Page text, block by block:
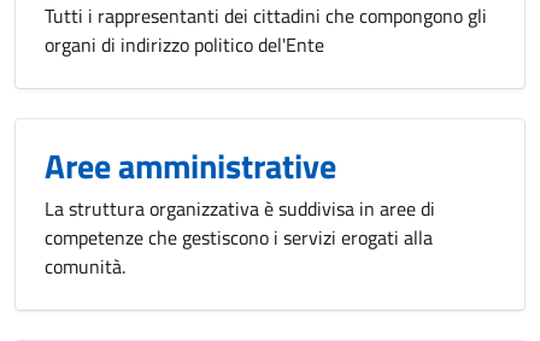
Tutti i rappresentanti dei cittadini che compongono gli
organi di indirizzo politico del'Ente
Aree amministrative
La struttura organizzativa è suddivisa in aree di
competenze che gestiscono i servizi erogati alla
comunità.